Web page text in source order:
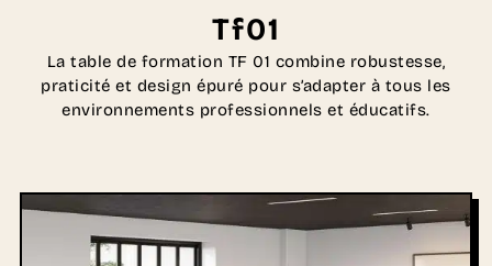
Tf01
La table de formation TF 01 combine robustesse,
praticité et design épuré pour s’adapter à tous les
environnements professionnels et éducatifs.